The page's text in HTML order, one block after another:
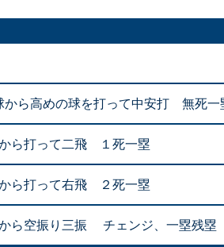
ら高めの球を打って中安打 無死一
ら打って二飛 １死一塁
ら打って右飛 ２死一塁
ら空振り三振 チェンジ、一塁残